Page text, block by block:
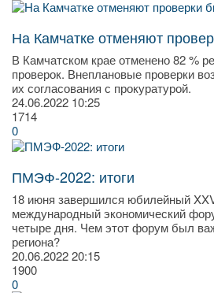
На Камчатке отменяют
В Камчатском крае отменено 82 %
проверок. Внеплановые проверки
их согласования с прокуратурой.
24.06.2022 10:25
1714
0
ПМЭФ-2022: итоги
18 июня завершился юбилейный
международный экономический
четыре дня. Чем этот форум был
региона?
20.06.202220:15
1900
0